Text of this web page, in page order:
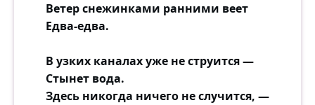
Ветер снежинками ранними веет
Едва-едва.
В узких каналах уже не струится —
Стынет вода.
Здесь никогда ничего не случится, —